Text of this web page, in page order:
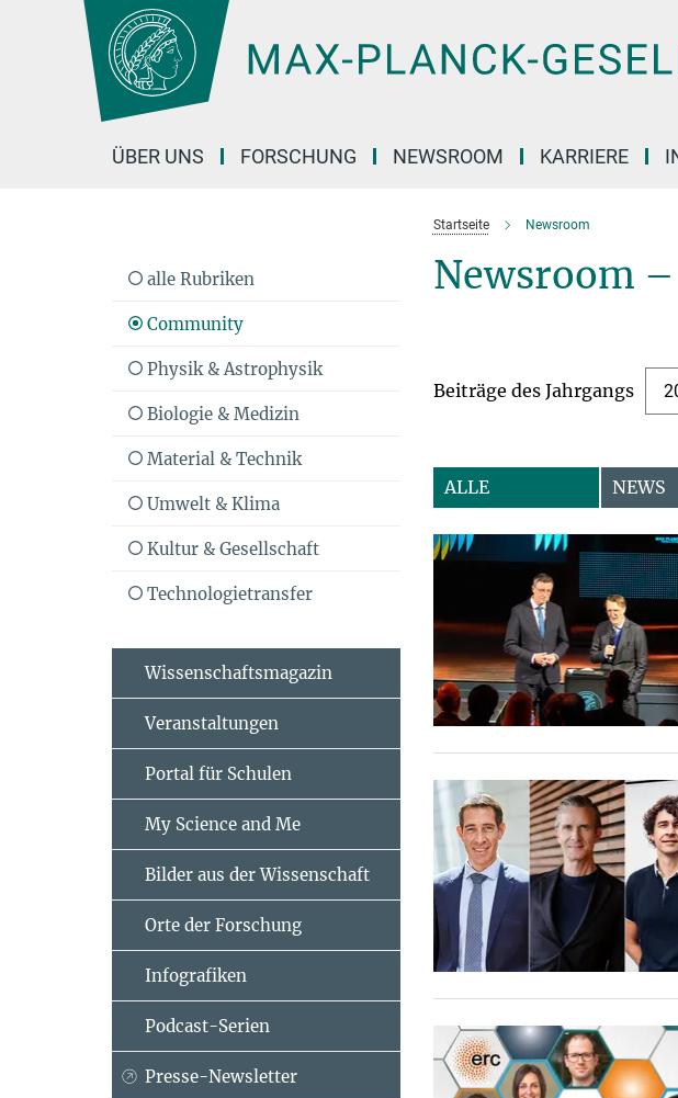
Hauptinhalt
ÜBER UNS FORSCHUNG NEWSROOM KARRIERE
Startseite Newsroom
Newsroom
Beiträge des Jahrgangs
ALLE NEWS
alle Rubriken
Community
Physik & Astrophysik
Biologie & Medizin
Material & Technik
Umwelt & Klima
Kultur & Gesellschaft
Technologietransfer
Wissenschaftsmagazin
Veranstaltungen
Portal für Schulen
My Science and Me
Bilder aus der Wissenschaft
Orte der Forschung
Infografiken
Podcast-Serien
Presse-Newsletter